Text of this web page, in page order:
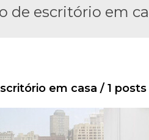
de escritório em
em casa / 1